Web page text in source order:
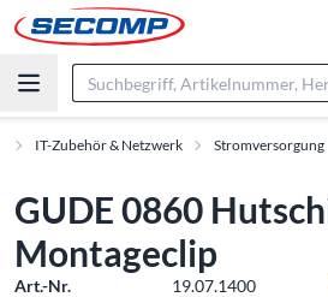
IT-Zubehör & Netzwerk Stromversorgung
GUDE 0860
Montageclip
Art.-Nr.
19.07.1400